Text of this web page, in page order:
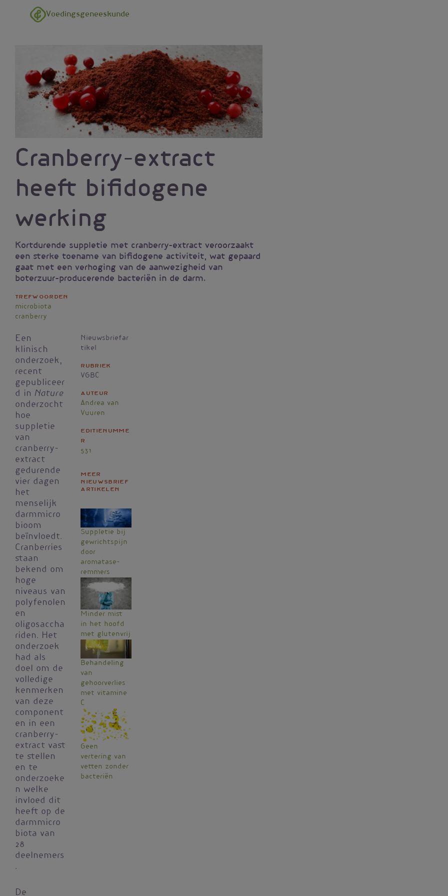
Overslaan en naar de inhoud gaan
Voedingsgeneeskunde
Cranberry-extract
heeft bifidogene
werking
Kortdurende suppletie met cranberry-extract veroorzaakt
een sterke toename van bifidogene activiteit, wat gepaard
gaat met een verhoging van de aanwezigheid van
boterzuur-producerende bacteriën in de darm.
Trefwoorden
microbiota
cranberry
Een
klinisch
onderzoek,
recent
gepubliceer
d in Nature
onderzocht
hoe
suppletie
van
cranberry-
extract
gedurende
vier dagen
het
menselijk
darmmicro
bioom
beïnvloedt.
Cranberries
staan
bekend om
hoge
niveaus van
polyfenolen
en
oligosaccha
riden. Het
onderzoek
had als
doel om de
volledige
kenmerken
van deze
component
en in een
cranberry-
extract vast
te stellen
en te
onderzoeke
n welke
invloed dit
heeft op de
darmmicro
biota van
28
deelnemers
.
De
Nieuwsbriefar
tikel
Rubriek
VGBC
Auteur
Andrea van
Vuuren
Editienumme
r
531
Meer
nieuwsbrief
artikelen
Suppletie bij
gewrichtspijn
door
aromatase­
remmers
Minder mist
in het hoofd
met glutenvrij
Behandeling
van
gehoorverlies
met vitamine
C
Geen
vertering van
vetten zonder
bacteriën